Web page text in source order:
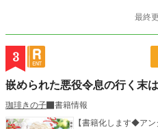
最終
3
嵌められた悪役令息の行く末は
珈琲きの子
書籍情報
【書籍化します◆ア